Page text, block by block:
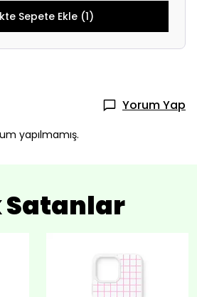
Sepete Ekle (1)
Yorum Yap
yapılmamış.
Satanlar